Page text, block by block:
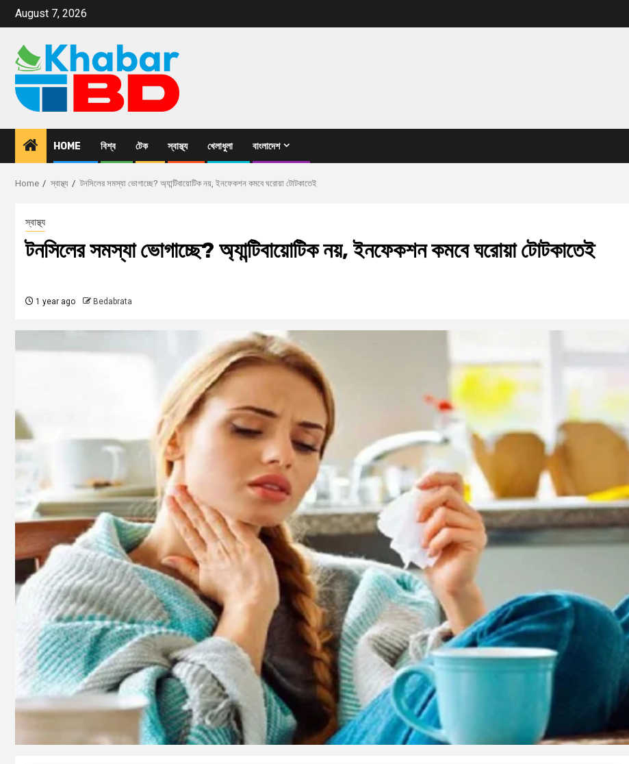
August 7, 2026
HOME বিশ্ব টেক স্বাস্থ্য খেলাধুলা বাংলাদেশ
Home স্বাস্থ্য টনসিলের সমস্যা ভোগাচ্ছে? অ্যান্টিবায়োটিক নয়, ইনফেকশন কমবে ঘরোয়া টোটকাতেই
স্বাস্থ্য
টনসিলের সমস্যা ভোগাচ্ছে? অ্যান্টিবায়োটিক নয়, ইনফেকশন কমবে ঘরোয়া টোটকাতেই
1 year ago Bedabrata